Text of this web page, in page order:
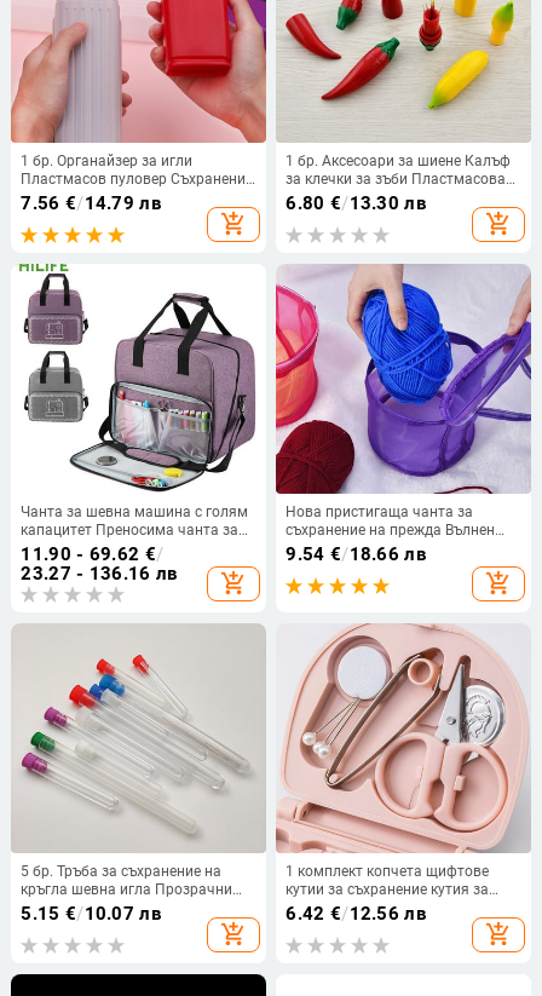
1 бр. Органайзер за игли
Пластмасов пуловер Съхранение
на игли за плетене Комплект за
пътуване Преносими кутии за
шиене Кутия за игли за плетене
7.56 €/14.79 лв
add_shopping_cart
1 бр. Аксесоари за шиене Калъф
за клечки за зъби Пластмасова
кутия за домакински органайзер
Форма за банан и чушка Празна
кутия за съхранение на игла за
6.80 €/13.30 лв
add_shopping_cart
Чанта за шевна машина с голям
капацитет Преносима чанта за
съхранение на прежди за
пътуване Чанта за домашен
органайзер Аксесоари за шевна
машина
11.90 - 69.62 €/
23.27 - 136.16 лв
add_shopping_cart
Нова пристигаща чанта за
съхранение на прежда Вълнен
органайзер Кука за плетене на
една кука Организираща мрежа
Преносими конци Торбичка за
плетене Кошници Безплатна
доставка
9.54 €/18.66 лв
add_shopping_cart
5 бр. Тръба за съхранение на
кръгла шевна игла Прозрачни
пластмасови игли за мъниста
Бутон за бутилка Пайети
Контейнер Кутия Калъф Държач
5.15 €/10.07 лв
add_shopping_cart
1 комплект копчета щифтове
кутии за съхранение кутия за
шиене домакински преносим
мини комплект за шиене ножица
напръстник игла конци комплект
6.42 €/12.56 лв
add_shopping_cart